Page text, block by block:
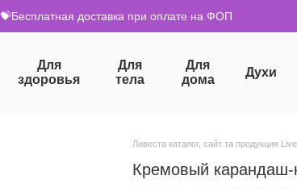
💝Бесплатная доставка при оплате на ФОП
Для
здоровья
Для
тела
Для
дома
Духи
Ливеста каталог, сайт та продукция
Кремовый карандаш-